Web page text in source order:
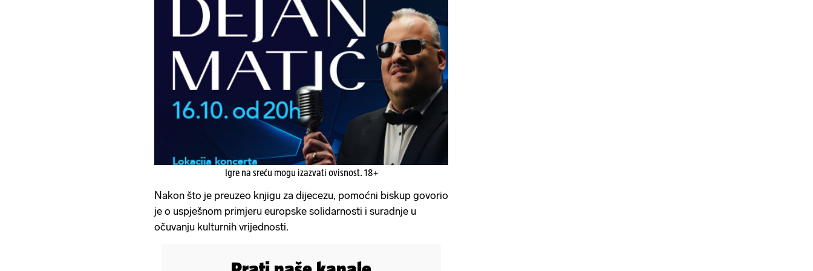
Igre na sreću mogu izazvati ovisnost. 18+
Nakon što je preuzeo knjigu za dijecezu, pomoćni biskup govorio
je o uspješnom primjeru europske solidarnosti i suradnje u
očuvanju kulturnih vrijednosti.